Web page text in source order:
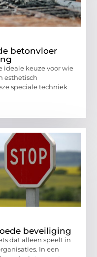
betonvloer
ideale keuze voor wie
esthetisch
speciale techniek
beveiliging
dat alleen speelt in
In een